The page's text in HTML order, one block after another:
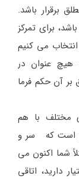
برقرار باشد.
برای تمرکز
می کنیم
عنوان در
آن حکم فرما
مختلف با هم
است که سر و
شما اکنون می
دارید، اتاقی